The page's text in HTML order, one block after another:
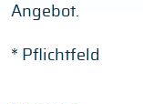
Angebot.
* Pflichtfeld